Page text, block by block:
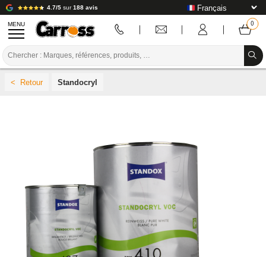
4.7/5 sur188 avis
MENU
CONSOMMABLE CARROSSERIE
OUTILLAGE CARROSSERIE
ÉQUIPEMENT ATELIER CARROSSERIE
INSTALLATION LABO
Standocryl